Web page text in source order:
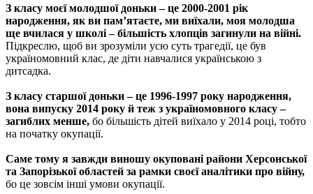
З класу моєї молодшої доньки – це 2000-2001 рік
народження, як ви пам’ятаєте, ми виїхали, моя молодша
ще вчилася у школі – більшість хлопців загинули на війні.
Підкреслю, щоб ви зрозуміли усю суть трагедії, це був
україномовний клас, де діти навчалися українською з
дитсадка.
З класу старшої доньки – це 1996-1997 року народження,
вона випуску 2014 року й теж з україномовного класу –
загиблих менше, бо більшість дітей виїхало у 2014 році, тобто
на початку окупації.
Саме тому я завжди виношу окуповані райони Херсонської
та Запорізької областей за рамки своєї аналітики про війну,
бо це зовсім інші умови окупації.